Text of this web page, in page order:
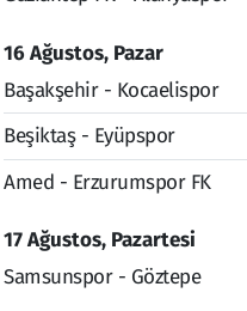
16 Ağustos, Pazar
Başakşehir - Kocaelispor
Beşiktaş - Eyüpspor
Amed - Erzurumspor FK
17 Ağustos, Pazartesi
Samsunspor - Göztepe